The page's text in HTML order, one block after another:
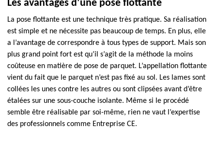
Les avantages d’une pose flottante
La pose flottante est une technique très pratique. Sa réalisation
est simple et ne nécessite pas beaucoup de temps. En plus, elle
a l’avantage de correspondre à tous types de support. Mais son
plus grand point fort est qu’il s’agit de la méthode la moins
coûteuse en matière de pose de parquet. L’appellation flottante
vient du fait que le parquet n’est pas fixé au sol. Les lames sont
collées les unes contre les autres ou sont clipsées avant d’être
étalées sur une sous-couche isolante. Même si le procédé
semble être réalisable par soi-même, rien ne vaut l’expertise
des professionnels comme Entreprise CE.